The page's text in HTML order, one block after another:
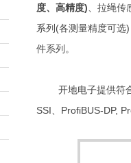
度、高精度) 、拉绳
系列(各测量精度可选
件系列。
开地电子提供符合
SSI、ProfiBUS-DP,